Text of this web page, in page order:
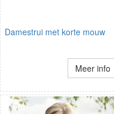
Damestrui met korte mouw
Meer info